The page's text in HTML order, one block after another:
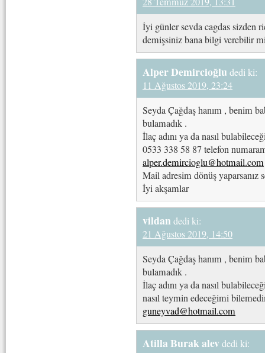
İyi günler sevda cagdas sizden
demişsiniz bana bilgi verebilir
Alper Demircioğlu dedi ki:
11 Ağustos 2019, 23:24
Seyda Çağdaş hanım , benim
bulamadık .
İlaç adını ya da nasıl
0533 338 58 87 telefon
alper.demircioglu@hotmail.com
Mail adresim dönüş yaparsanız
İyi akşamlar
vildandedi ki:
21 Ağustos 2019, 14:50
Seyda Çağdaş hanım , benim
bulamadık .
İlaç adını ya da nasıl
nasıl teymin edeceğimi
guneyvad@hotmail.com
Atilla Burak alevdedi ki: